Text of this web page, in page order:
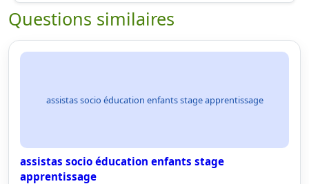
Questions similaires
assistas socio éducation enfants stage apprentissage
assistas socio éducation enfants stage
apprentissage